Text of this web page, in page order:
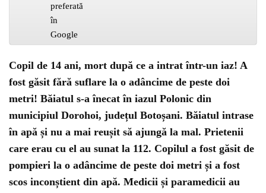
Copil de 14 ani, mort după ce a intrat într-un iaz! A
fost găsit fără suflare la o adâncime de peste doi
metri! Băiatul s-a înecat în iazul Polonic din
municipiul Dorohoi, județul Botoșani. Băiatul intrase
în apă și nu a mai reușit să ajungă la mal. Prietenii
care erau cu el au sunat la 112. Copilul a fost găsit de
pompieri la o adâncime de peste doi metri și a fost
scos inconștient din apă. Medicii și paramedicii au